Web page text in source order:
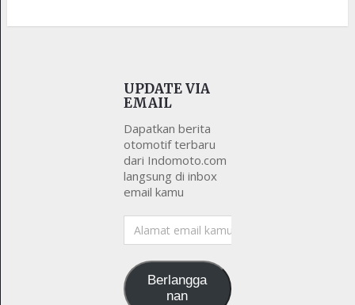
UPDATE VIA
EMAIL
Dapatkan berita
otomotif terbaru
dari Indomoto.com
langsung di inbox
email kamu
Alamat
email
Berlangga
nan